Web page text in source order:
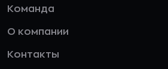
Команда
О компании
Контакты